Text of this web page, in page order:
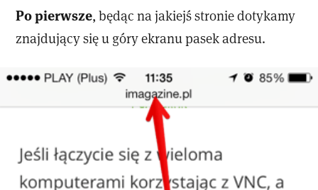
Po pierwsze, będąc na jakiejś stronie dotykamy
znajdujący się u góry ekranu pasek adresu.